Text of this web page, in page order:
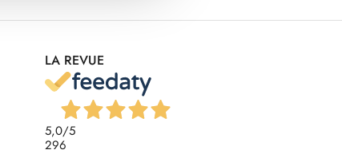
LA REVUE
5,0/5
296